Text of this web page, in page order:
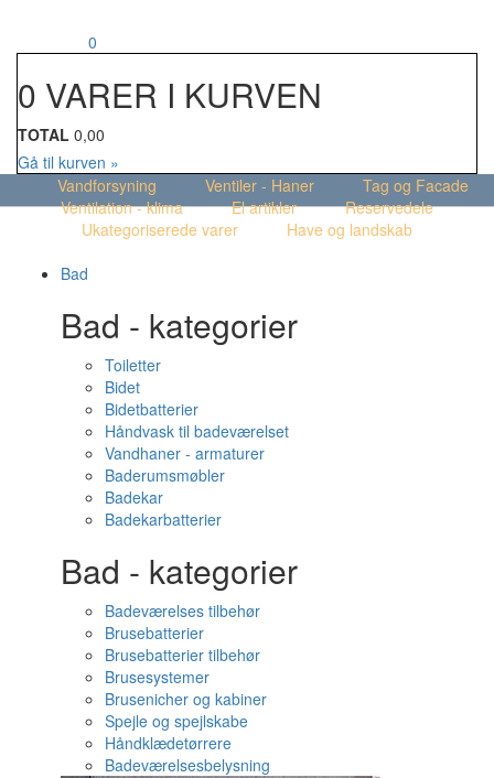
0
0 VARER I KURVEN
TOTAL 0,00
Gå til kurven »
Vandforsyning
Ventiler - Haner
Tag og Facade
Ventilation - klima
El artikler
Reservedele
Ukategoriserede varer
Have og landskab
Bad
Bad - kategorier
Toiletter
Bidet
Bidetbatterier
Håndvask til badeværelset
Vandhaner - armaturer
Baderumsmøbler
Badekar
Badekarbatterier
Bad - kategorier
Badeværelses tilbehør
Brusebatterier
Brusebatterier tilbehør
Brusesystemer
Brusenicher og kabiner
Spejle og spejlskabe
Håndklædetørrere
Badeværelsesbelysning